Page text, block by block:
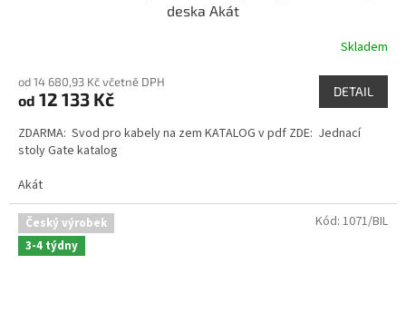
deska Akát
Skladem
od 14 680,93 Kč včetně DPH
od 12 133 Kč DETAIL
ZDARMA: Svod pro kabely na zem KATALOG v pdf ZDE: Jednací
stoly Gate katalog
Akát
Český výrobek
3-4 týdny
Kód: 1071/BIL